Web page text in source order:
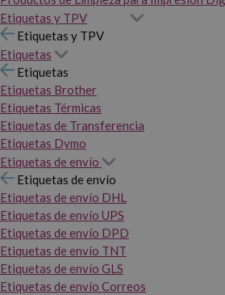
Etiquetas y TPV
Etiquetas y TPV
Etiquetas
Etiquetas
Etiquetas Brother
Etiquetas Térmicas
Etiquetas de Transferencia
Etiquetas Dymo
Etiquetas de envío
Etiquetas de envío
Etiquetas de envío DHL
Etiquetas de envío UPS
Etiquetas de envío DPD
Etiquetas de envío TNT
Etiquetas de envío GLS
Etiquetas de envío Correos